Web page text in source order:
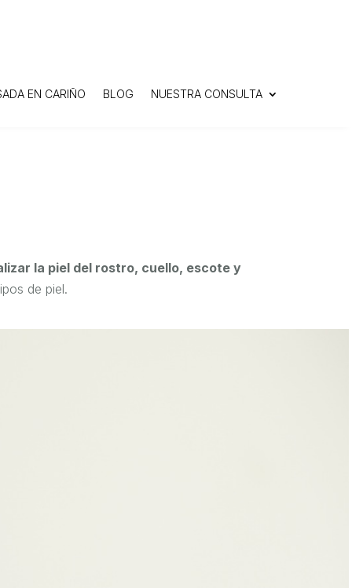
EN CARIÑO BLOG NUESTRA CONSULTA
la piel del rostro, cuello, escote y
de piel.